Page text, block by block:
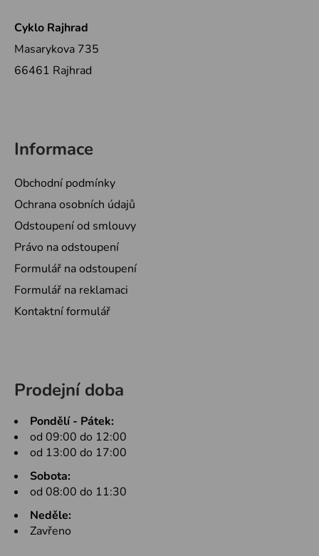
Cyklo Rajhrad
Masarykova 735
66461 Rajhrad
Informace
Obchodní podmínky
Ochrana osobních údajů
Odstoupení od smlouvy
Právo na odstoupení
Formulář na odstoupení
Formulář na reklamaci
Kontaktní formulář
Prodejní doba
Pondělí - Pátek:
od 09:00 do 12:00
od 13:00 do 17:00
Sobota:
od 08:00 do 11:30
Neděle:
Zavřeno